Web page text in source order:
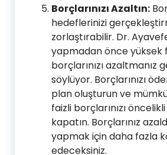
Borçlarınızı Azaltın:
hedeflerinizi
zorlaştırabilir. Dr.
yapmadan önce yüksek
borçlarınızı azaltmanız
söylüyor. Borçlarınızı
plan oluşturun ve
faizli borçlarınızı
kapatın. Borçlarınız
yapmak için daha fazla
edeceksiniz.